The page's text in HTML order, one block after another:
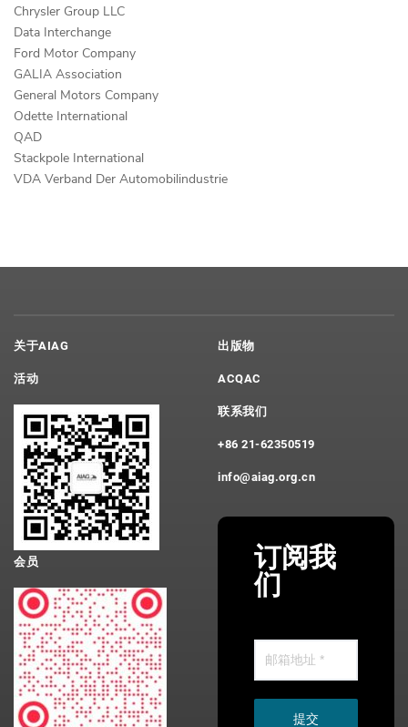
Chrysler Group LLC
Data Interchange
Ford Motor Company
GALIA Association
General Motors Company
Odette International
QAD
Stackpole International
VDA Verband Der Automobilindustrie
关于AIAG
活动
会员
出版物
ACQAC
联系我们
+86 21-62350519
info@aiag.org.cn
订阅我
们
提交